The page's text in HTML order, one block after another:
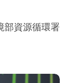
部資源循環署